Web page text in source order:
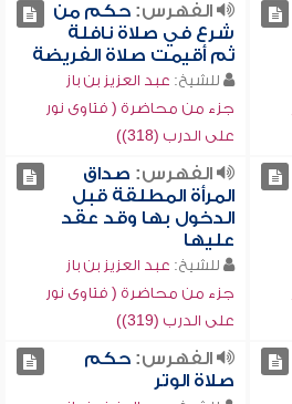
الفهرس:حكم من
شرع في صلاة نافلة
ثم أقيمت صلاة الفريضة
للشيخ: عبد العزيز بن باز
جزء من محاضرة ( فتاوى نور
على الدرب (318))
الفهرس: صداق
المرأة المطلقة قبل
الدخول بها وقد عقد
عليها
للشيخ: عبد العزيز بن باز
جزء من محاضرة ( فتاوى نور
على الدرب (319))
الفهرس:حكم
صلاة الوتر